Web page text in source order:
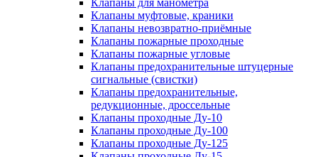
Клапаны муфтовые, краники
Клапаны невозвратно-приёмные
Клапаны пожарные проходные
Клапаны пожарные угловые
Клапаны предохранительные штуцерные
сигнальные (свистки)
Клапаны предохранительные,
редукционные, дроссельные
Клапаны проходные Ду-10
Клапаны проходные Ду-100
Клапаны проходные Ду-125